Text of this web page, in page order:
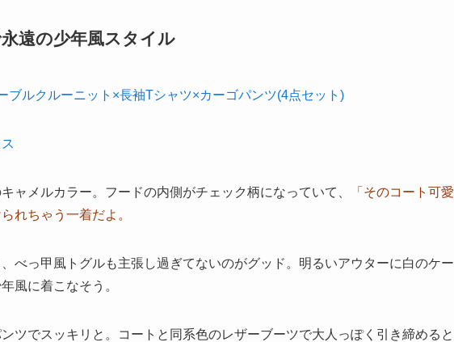
遠の少年風スタイル
ャメルカラー。フードの内側がチェック柄になっていて、
「そのコート可愛
れちゃう一着だよ。
べっ甲風トグルも主張し過ぎてないのがグッド。明るいアウターに白のケー
風に着こなそう。
ツでスッキリと。コートと同系色のレザーブーツで大人っぽく引き締めると